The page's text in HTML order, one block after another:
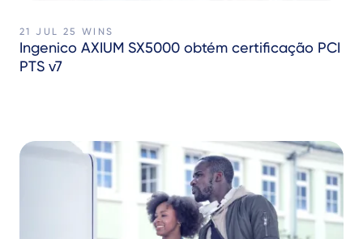
21 JUL 25 WINS
Ingenico AXIUM SX5000 obtém certificação PCI
PTS v7